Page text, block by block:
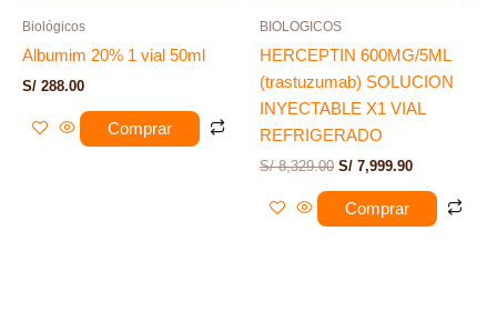
Biológicos
Albumim 20% 1 vial 50ml
S/ 288.00
Comprar
BIOLOGICOS
HERCEPTIN 600MG/5ML
(trastuzumab) SOLUCION
INYECTABLE X1 VIAL
REFRIGERADO
S/8,329.00 S/ 7,999.90
Comprar